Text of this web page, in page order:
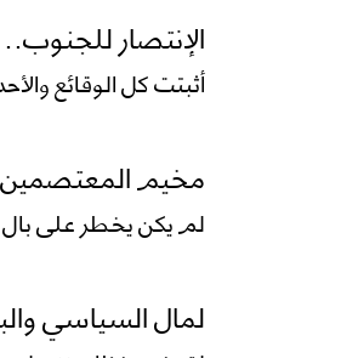
الإنتصار للجنوب..
أثبتت كل الوقائع
مخيم
لم يكن يخطر على
لمال السياسي